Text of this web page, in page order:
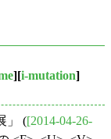
][i-mutation]
」 ([2014-04-26-